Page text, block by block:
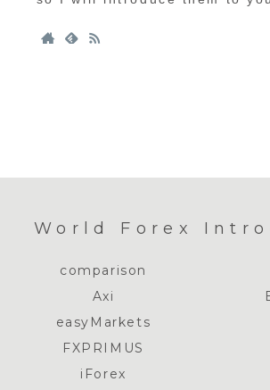
World Forex
comparison
Axi
easyMarkets
FXPRIMUS
iForex